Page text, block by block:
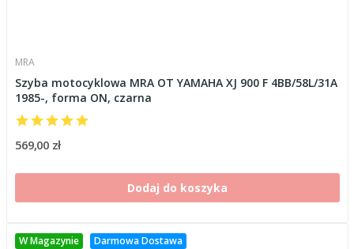
MRA
Szyba motocyklowa MRA OT YAMAHA XJ 900 F 4BB/58L/31A
1985-, forma ON, czarna
569,00 zł
Dodaj do koszyka
W Magazynie Darmowa Dostawa